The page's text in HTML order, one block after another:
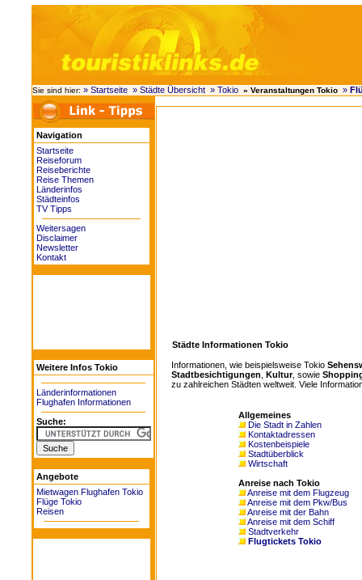
Sie sind hier: » Startseite » Städte Übersicht » Tokio » Veranstaltungen Tokio »
Navigation
Startseite
Reiseforum
Reiseberichte
Reise Themen
Länderinfos
Städteinfos
TV Tipps
Weitersagen
Disclaimer
Newsletter
Kontakt
Weitere Infos Tokio
Länderinformationen
Flughafen Informationen
Suche:
Angebote
Mietwagen Flughafen Tokio
Flüge Tokio
Reisen
Städte Informationen Tokio
Informationen, wie beispielsweise Tokio
Stadtbesichtigungen
Kultur, sowie
zu zahlreichen Städten weltweit. Viele
Allgemeines
Die Stadt in Zahlen
Kontaktadressen
Kostenbeispiele
Stadtüberblick
Wirtschaft
Anreise nach Tokio
Anreise mit dem Flugzeug
Anreise mit dem Pkw/Bus
Anreise mit der Bahn
Anreise mit dem Schiff
Stadtverkehr
Flugtickets Tokio